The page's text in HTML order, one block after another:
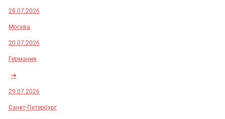
28.07.2026
Москва
20.07.2026
Германия
➜
29.07.2026
Санкт-Петербург